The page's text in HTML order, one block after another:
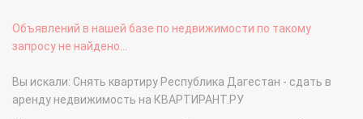
Объявлений в нашей базе по недвижимости по такому
запросу не найдено...
Вы искали: Снять квартиру Республика Дагестан - сдать в
аренду недвижимость на КВАРТИРАНТ.РУ